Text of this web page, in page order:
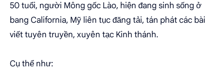
50 tuổi, người Mông gốc Lào, hiện đang sinh sống ở
bang California, Mỹ liên tục đăng tải, tán phát các bài
viết tuyên truyền, xuyên tạc Kinh thánh.
Cụ thể như: